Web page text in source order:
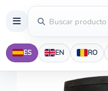
ES EN RO